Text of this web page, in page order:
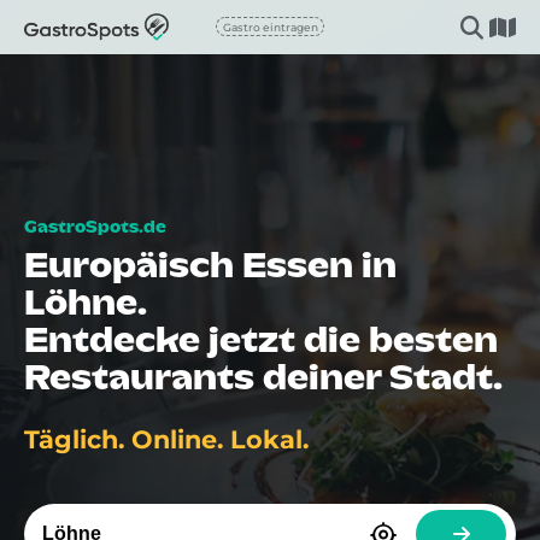
Gastro eintragen
Europäisch Essen in
Löhne.
Entdecke jetzt die besten
Restaurants deiner Stadt.
Täglich. Online. Lokal.
